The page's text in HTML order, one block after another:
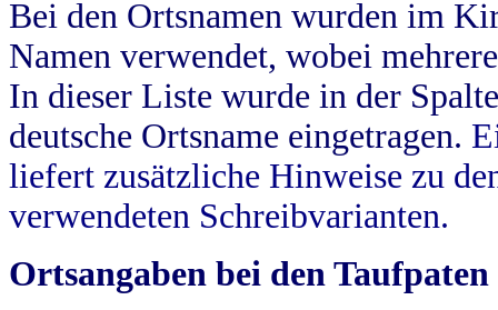
Bei den Ortsnamen wurden im
Namen verwendet, wobei
In dieser Liste wurde in der
deutsche Ortsname eingetragen.
liefert zusätzliche Hinweise zu
verwendeten Schreibvarianten.
Ortsangaben bei den Taufpaten